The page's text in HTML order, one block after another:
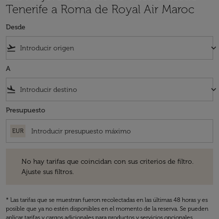
Tenerife a Roma de Royal Air Maroc
Desde
flight_takeoff keyboard_arrow_down
A
flight_land keyboard_arrow_down
Presupuesto
EUR
No hay tarifas que coincidan con sus criterios de filtro.
Ajuste sus filtros.
* Las tarifas que se muestran fueron recolectadas en las últimas 48 horas y es
posible que ya no estén disponibles en el momento de la reserva. Se pueden
aplicar tarifas y cargos adicionales para productos y servicios opcionales.